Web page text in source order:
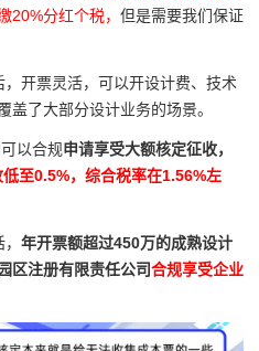
20%分红个税， 但是需要我们保证
开票灵活，可以开设计费、技术
盖了大部分设计业务的场景。
以合规申请享受大额核定征收，
至0.5%，综合税率在1.56%左
年开票额超过450万的成熟设计
区注册有限责任公司合规享受企业